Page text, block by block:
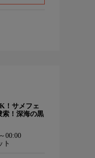
！サメフェ
索！深海の黒
00:00
ト